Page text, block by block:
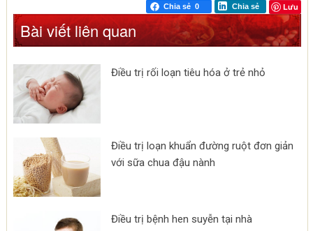
Chia sẻ 0 Chia sẻ Lưu
Bài viết liên quan
Điều trị rối loạn tiêu hóa ở trẻ nhỏ
Điều trị loạn khuẩn đường ruột đơn giản
với sữa chua đậu nành
Điều trị bệnh hen suyễn tại nhà